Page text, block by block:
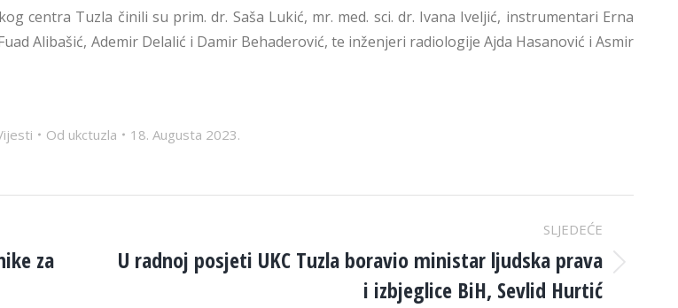
centra Tuzla činili su prim. dr. Saša Lukić, mr. med. sci. dr. Ivana Iveljić, instrumentari Erna
Alibašić, Ademir Delalić i Damir Behaderović, te inženjeri radiologije Ajda Hasanović i Asmir
Od ukctuzla 18. Augusta 2023.
za
SLJEDEĆE
Next
U radnoj posjeti UKC Tuzla boravio ministar ljudska prava
i izbjeglice BiH, Sevlid Hurtić